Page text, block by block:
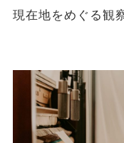
現在地をめぐる観